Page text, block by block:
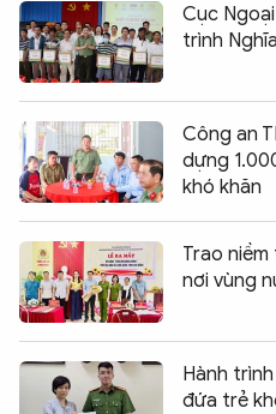
Cục
trình
Công an
dựng
khó khăn
Trao
nơi vùng
Hành
đứa trẻ